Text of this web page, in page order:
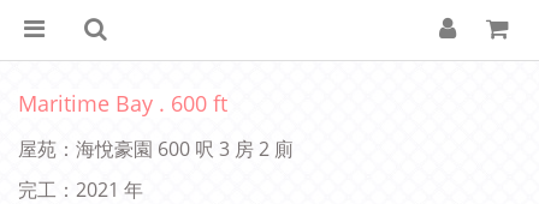
Maritime Bay . 600 ft
屋苑：海悅豪園 600 呎 3 房 2 廁
完工：2021 年